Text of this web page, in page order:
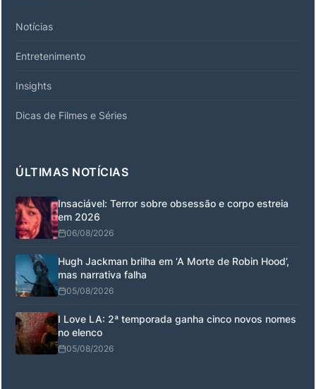
Notícias
Entretenimento
Insights
Dicas de Filmes e Séries
ÚLTIMAS NOTÍCIAS
Insaciável: Terror sobre obsessão e corpo estreia
em 2026
06/08/2026
Hugh Jackman brilha em ‘A Morte de Robin Hood’,
mas narrativa falha
05/08/2026
I Love LA: 2ª temporada ganha cinco novos nomes
no elenco
05/08/2026